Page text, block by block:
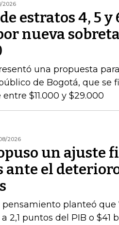
2026
estratos 4, 5 y
nueva
una propuesta
de Bogotá, que se
$11.000 y $29.000
2026
un ajuste
ante el
pensamiento planteó que
2,1 puntos del PIB o $41